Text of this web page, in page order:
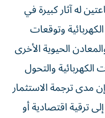
له آثار كبيرة في
وتوقعات
الحيوية الأخرى
الكهربائية والتحول
مدى ترجمة الاستثمار
ترقية اقتصادية أو